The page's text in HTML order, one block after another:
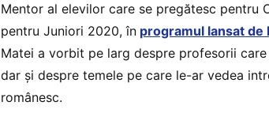
Mentor al elevilor care se pregătesc pentru
pentru Juniori 2020, în programul lansat de
Matei a vorbit pe larg despre profesorii
dar și despre temele pe care le-ar vedea
românesc.